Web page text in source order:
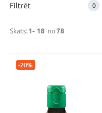
APTIEKA
(78)
Uztura
(78)
Vitamīni
minerālvielas
Skats:1- 18 no78
Filtrēt 0
-20%